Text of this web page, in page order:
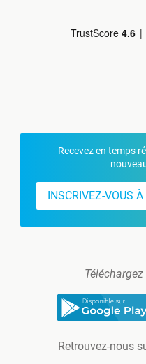
Recevez en temps
INSCRIVEZ-VOUS
Retrouvez-nous